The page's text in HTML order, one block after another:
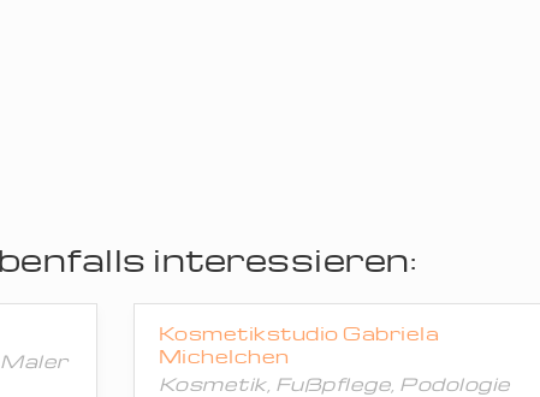
interessieren:
Kosmetikstudio Gabriela
Michelchen
Kosmetik, Fußpflege, Podologie